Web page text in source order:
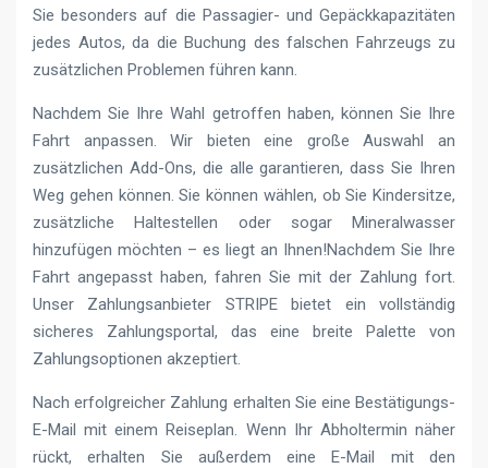
Sie besonders auf die Passagier- und Gepäckkapazitäten
jedes Autos, da die Buchung des falschen Fahrzeugs zu
zusätzlichen Problemen führen kann.
Nachdem Sie Ihre Wahl getroffen haben, können Sie Ihre
Fahrt anpassen. Wir bieten eine große Auswahl an
zusätzlichen Add-Ons, die alle garantieren, dass Sie Ihren
Weg gehen können. Sie können wählen, ob Sie Kindersitze,
zusätzliche Haltestellen oder sogar Mineralwasser
hinzufügen möchten – es liegt an Ihnen!Nachdem Sie Ihre
Fahrt angepasst haben, fahren Sie mit der Zahlung fort.
Unser Zahlungsanbieter STRIPE bietet ein vollständig
sicheres Zahlungsportal, das eine breite Palette von
Zahlungsoptionen akzeptiert.
Nach erfolgreicher Zahlung erhalten Sie eine Bestätigungs-
E-Mail mit einem Reiseplan. Wenn Ihr Abholtermin näher
rückt, erhalten Sie außerdem eine E-Mail mit den